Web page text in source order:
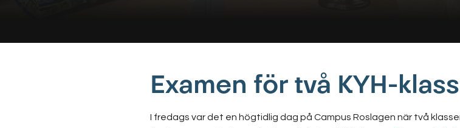
Examen för två KYH-
I fredags var det en högtidlig dag på Campus Roslagen när två